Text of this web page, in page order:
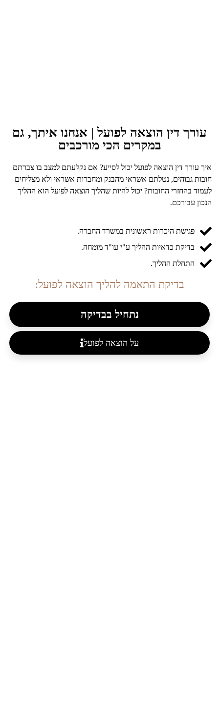
עורך דין הוצאה לפועל | אנחנו איתך, גם
במקרים הכי מורכבים
איך עורך דין הוצאה לפועל יכול לסייע? אם נקלעתם למצב בו צברתם
חובות גבוהים, נטלתם אשראי מהבנק ומחברות אשראי ולא מצליחים
לעמוד בהחזרי החובות? יכול להיות שהליך הוצאה לפועל הוא ההליך
הנכון עבורכם.
פגישת היכרות ראשונית במשרד החברה.
בדיקת כדאיות ההליך ע"י עו"ד מומחה.
התחלת ההליך.
בדיקת התאמה להליך הוצאה לפועל:
על הוצאה לפועל
נתחיל בבדיקה